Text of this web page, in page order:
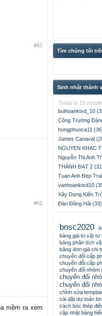
#61
#62
mềm ra xem
Tìm chúng tôi
Sinh nhật thành
Today is 18
buihoanktxd_10
Công Trường
hongphuoca11
James Canaval
NGUYEN KHAC
Nguyễn Thị Anh
THÀNH ĐẠT 2
Tuan Anh Đep
vanhoanktxd10
Xây Dựng Kiến
Đào Đăng Hải (33)
bnsc2020
bảng giá trị vật tư
bảng phân tích
bảng đơn giá chi
chuyển đổi cấp
chuyển đổi cấp
chuyển đổi nhóm
chuyển đổi
chuyển đổi
chỉnh sửa
cài đặt dự toán
cách bóc thép
cập nhật bảng